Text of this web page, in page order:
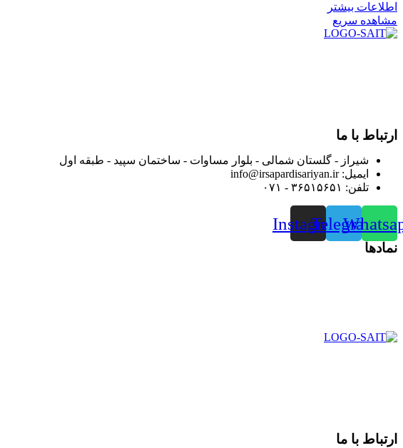
اطلاعات بیشتر
مشاهده سریع
ارتباط با ما
شیراز - گلستان شمالی - بلوار مساوات - ساختمان سپید - طبقه اول
ایمیل: info@irsapardisariyan.ir
تلفن: ۳۶۵۱۵۶۵۱ - ۰۷۱
Telegram
Instagram
نمادها
ارتباط با ما